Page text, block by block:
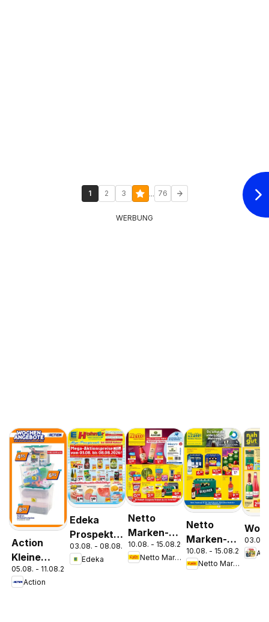
1 2 3 ... 76
WERBUNG
Action
Kleine
Preise,
große
05.08. - 11.08.2026
Action
Edeka
Prospekt
Parchim
03.08. - 08.08.2026
Edeka
Netto
Marken-
Discount
Prospekt
10.08. - 15.08.2026
Netto Marken-Discount
Netto
Marken-
Discount
Prospekt
10.08. - 15.08.2026
Netto Marken-Discount
03.08.